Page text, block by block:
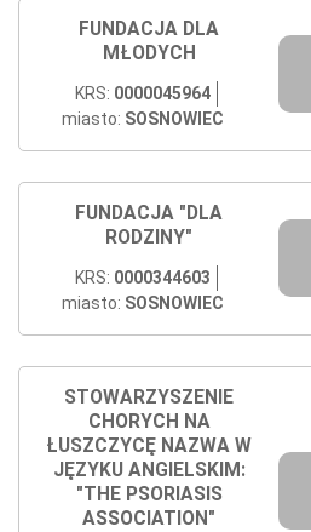
FUNDACJA DLA
MŁODYCH
KRS: 0000045964
miasto: SOSNOWIEC
FUNDACJA "DLA
RODZINY"
KRS: 0000344603
miasto: SOSNOWIEC
STOWARZYSZENIE
CHORYCH NA
ŁUSZCZYCĘ NAZWA W
JĘZYKU ANGIELSKIM:
"THE PSORIASIS
ASSOCIATION"